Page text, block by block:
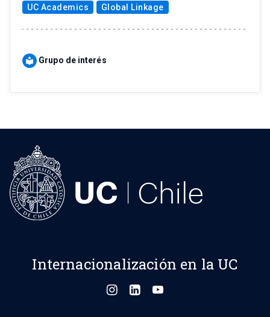
UC Academics Global Linkage
local_library Grupo de interés
Internacionalización en la UC